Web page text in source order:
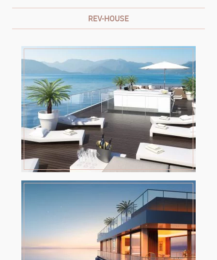
REV-HOUSE